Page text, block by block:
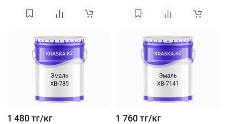
1 480 тг/кг 1 760 тг/кг